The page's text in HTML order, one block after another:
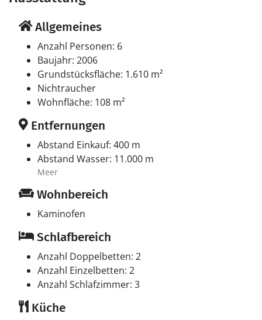
Allgemeines
Anzahl Personen: 6
Baujahr: 2006
Grundstücksfläche: 1.610 m²
Nichtraucher
Wohnfläche: 108 m²
Entfernungen
Abstand Einkauf: 400 m
Abstand Wasser: 11.000 m
Meer
Wohnbereich
Kaminofen
Schlafbereich
Anzahl Doppelbetten: 2
Anzahl Einzelbetten: 2
Anzahl Schlafzimmer: 3
Küche